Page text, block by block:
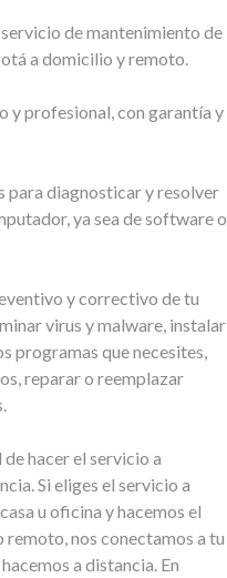
de mantenimiento de
a domicilio y remoto.
y profesional, con garantía y
para diagnosticar y resolver
ya sea de software o
y correctivo de tu
virus y malware, instalar
programas que necesites,
reparar o reemplazar
hacer el servicio a
Si eliges el servicio a
u oficina y hacemos el
nos conectamos a tu
a distancia. En